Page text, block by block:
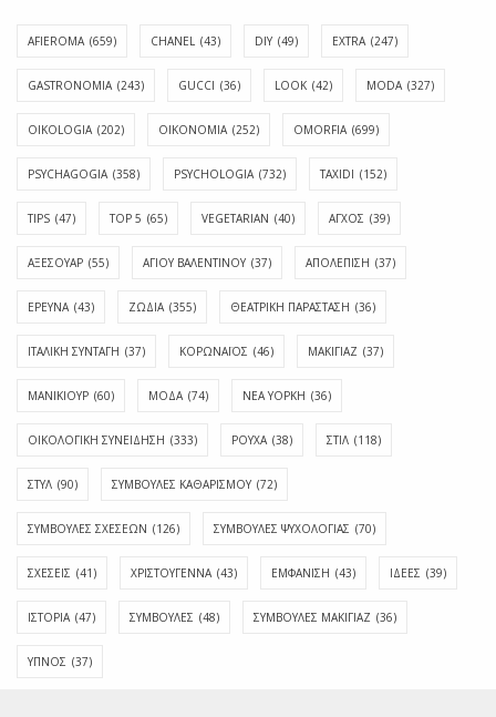
AFIEROMA (659) CHANEL (43) DIY (49) EXTRA (247)
GASTRONOMIA (243) GUCCI (36) LOOK (42) MODA (327)
OIKOLOGIA (202) OIKONOMIA (252) OMORFIA (699)
PSYCHAGOGIA (358) PSYCHOLOGIA (732) TAXIDI (152)
TIPS (47) TOP 5 (65) VEGETARIAN (40) ΑΓΧΟΣ (39)
ΑΞΕΣΟΥΑΡ (55) ΑΓΊΟΥ ΒΑΛΕΝΤΊΝΟΥ (37) ΑΠΟΛΈΠΙΣΗ (37)
ΕΡΕΥΝΑ (43) ΖΩΔΙΑ (355) ΘΕΑΤΡΙΚΗ ΠΑΡΑΣΤΑΣΗ (36)
ΙΤΑΛΙΚΗ ΣΥΝΤΑΓΗ (37) ΚΟΡΩΝΑΪΟΣ (46) ΜΑΚΙΓΙΑΖ (37)
ΜΑΝΙΚΙΟΥΡ (60) ΜΟΔΑ (74) ΝΕΑ ΥΟΡΚΗ (36)
ΟΙΚΟΛΟΓΙΚΗ ΣΥΝΕΙΔΗΣΗ (333) ΡΟΥΧΑ (38) ΣΤΙΛ (118)
ΣΤΥΛ (90) ΣΥΜΒΟΥΛΕΣ ΚΑΘΑΡΙΣΜΟΥ (72)
ΣΥΜΒΟΥΛΕΣ ΣΧΕΣΕΩΝ (126) ΣΥΜΒΟΥΛΕΣ ΨΥΧΟΛΟΓΙΑΣ (70)
ΣΧΕΣΕΙΣ (41) ΧΡΙΣΤΟΥΓΕΝΝΑ (43) ΕΜΦΆΝΙΣΗ (43) ΙΔΈΕΣ (39)
ΙΣΤΟΡΊΑ (47) ΣΥΜΒΟΥΛΈΣ (48) ΣΥΜΒΟΥΛΈΣ ΜΑΚΙΓΙΆΖ (36)
ΎΠΝΟΣ (37)